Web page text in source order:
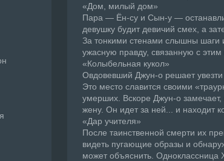
«Дом, милый дом»
Пара — Ён-су и Сын-у —
девушку будит девичий смех, а
За тонкими стенами слышны шаги
ужасную правду, связанную с этим
«Колыбельная кукол»
Овдовевший Джун-о решает
Это место славится своими
умерших. Вскоре Джун-о
жену. Он идет за ней... и находит
«Дар учителя»
После таинственной смерти их
видеть пугающие образы и
может объяснить. Одноклассница